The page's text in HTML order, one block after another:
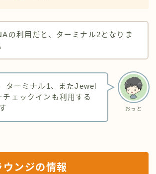
の利用だと、ターミナル2となりま
おっと
ターミナル1、またJewel
チェックインも利用する
ンジの情報